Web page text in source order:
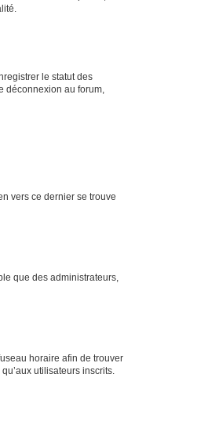
le statut des
déconnexion au forum,
vers ce dernier se trouve
que des administrateurs,
horaire afin de trouver
utilisateurs inscrits.